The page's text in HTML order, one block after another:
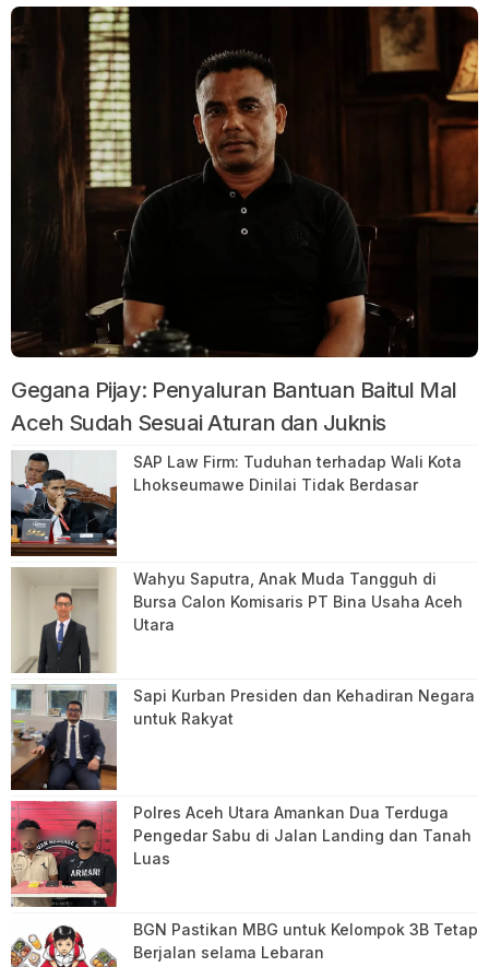
Gegana Pijay: Penyaluran Bantuan Baitul Mal
Aceh Sudah Sesuai Aturan dan Juknis
SAP Law Firm: Tuduhan terhadap Wali Kota
Lhokseumawe Dinilai Tidak Berdasar
Wahyu Saputra, Anak Muda Tangguh di
Bursa Calon Komisaris PT Bina Usaha Aceh
Utara
Sapi Kurban Presiden dan Kehadiran Negara
untuk Rakyat
Polres Aceh Utara Amankan Dua Terduga
Pengedar Sabu di Jalan Landing dan Tanah
Luas
BGN Pastikan MBG untuk Kelompok 3B Tetap
Berjalan selama Lebaran